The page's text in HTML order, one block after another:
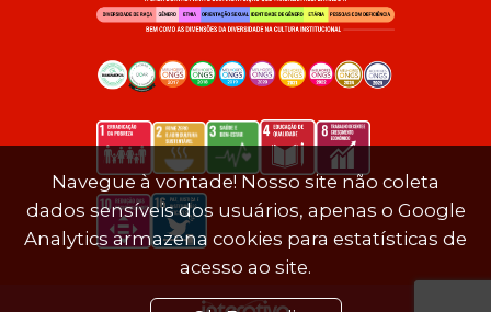
Navegue à vontade! Nosso site não coleta
dados sensíveis dos usuários, apenas o Google
Analytics armazena cookies para estatísticas de
acesso ao site.